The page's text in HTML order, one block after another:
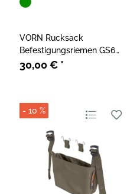
VORN Rucksack
Befestigungsriemen GS6
Gate Strap Set Ash Green
30,00 € *
- 10 %